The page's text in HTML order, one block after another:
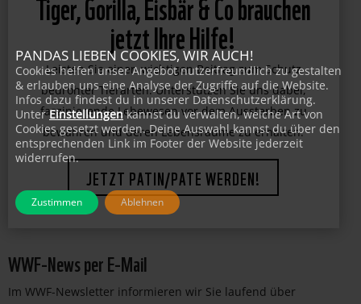
Tiger, Gorilla, Eisbär & Co brauchen
jetzt Ihre Hilfe!
Leisten Sie einen wichtigen Beitrag zum Schutz
bedrohter Tierarten. Unterstützen Sie uns dabei,
faszinierende Lebewesen vor dem Aussterben zu
bewahren und deren Lebensräume zu erhalten.
JETZT PATIN/PATE WERDEN!
WWF-News per E-Mail
Im WWF-Newsletter informieren wir Sie laufend über
PANDAS LIEBEN COOKIES, WIR AUCH!
Cookies helfen unser Angebot nutzerfreundlich zu gestalten
& erlauben uns eine Analyse der Zugriffe auf die Website.
Infos dazu findest du in unserer Datenschutzerklärung.
UnterEinstellungen kannst du verwalten, welche Art von
Cookies gesetzt werden. Deine Auswahl kannst du über den
entsprechenden Link im Footer der Website jederzeit
widerrufen.
Zustimmen Ablehnen